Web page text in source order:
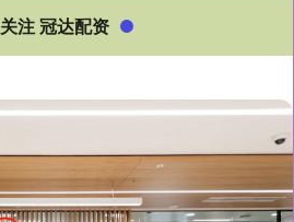
关注 冠达配资